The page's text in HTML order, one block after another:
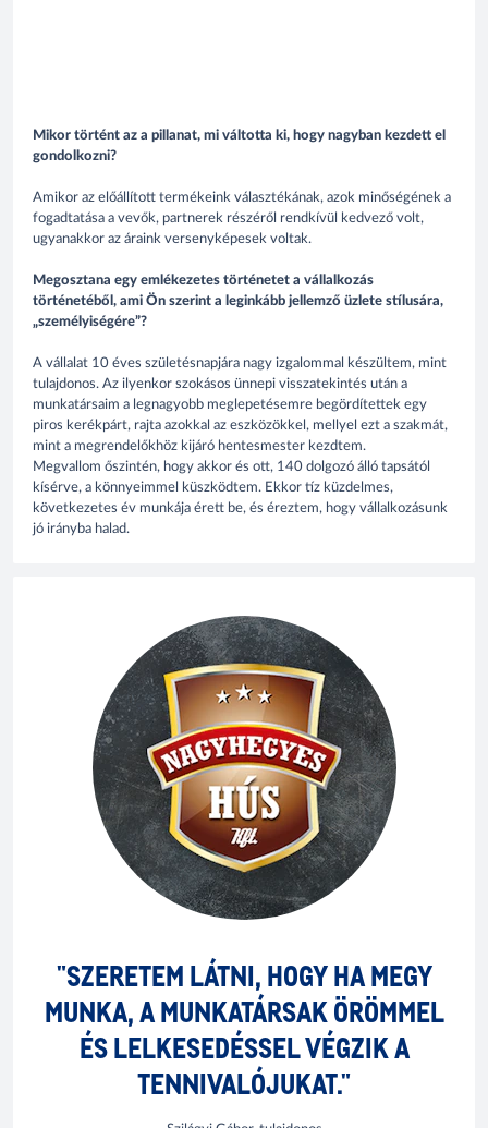
Mikor történt az a pillanat, mi váltotta ki, hogy nagyban kezdett el
gondolkozni?
Amikor az előállított termékeink választékának, azok minőségének a
fogadtatása a vevők, partnerek részéről rendkívül kedvező volt,
ugyanakkor az áraink versenyképesek voltak.
Megosztana egy emlékezetes történetet a vállalkozás
történetéből, ami Ön szerint a leginkább jellemző üzlete stílusára,
„személyiségére”?
A vállalat 10 éves születésnapjára nagy izgalommal készültem, mint
tulajdonos. Az ilyenkor szokásos ünnepi visszatekintés után a
munkatársaim a legnagyobb meglepetésemre begördítettek egy
piros kerékpárt, rajta azokkal az eszközökkel, mellyel ezt a szakmát,
mint a megrendelőkhöz kijáró hentesmester kezdtem.
Megvallom őszintén, hogy akkor és ott, 140 dolgozó álló tapsától
kísérve, a könnyeimmel küszködtem. Ekkor tíz küzdelmes,
következetes év munkája érett be, és éreztem, hogy vállalkozásunk
jó irányba halad.
"SZERETEM LÁTNI, HOGY HA MEGY
MUNKA, A MUNKATÁRSAK ÖRÖMMEL
ÉS LELKESEDÉSSEL VÉGZIK A
TENNIVALÓJUKAT."